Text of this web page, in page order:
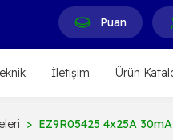
Puan
İletişim Ürün
EZ9R05425 4x25A